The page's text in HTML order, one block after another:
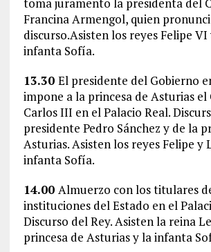
Francina Armengol, quien
discurso.Asisten los reyes Felipe
infanta Sofía.
13.30 El presidente del Gobierno
impone a la princesa de Asturias el
Carlos III en el Palacio Real.
presidente Pedro Sánchez y de la
Asturias. Asisten los reyes Felipe y
infanta Sofía.
14.00 Almuerzo con los titulares
instituciones del Estado en el
Discurso del Rey. Asisten la reina
princesa de Asturias y la infanta